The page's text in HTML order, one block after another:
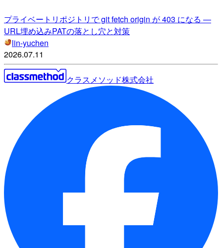
プライベートリポジトリで git fetch origin が 403 になる —
URL埋め込みPATの落とし穴と対策
lin-yuchen
2026.07.11
クラスメソッド株式会社